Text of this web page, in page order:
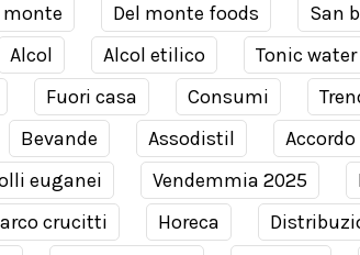
monte Del monte foods San
Alcol Alcol etilico Tonic water
Fuori casa Consumi
Bevande Assodistil
euganei
Vendemmia 2025
crucitti Horeca